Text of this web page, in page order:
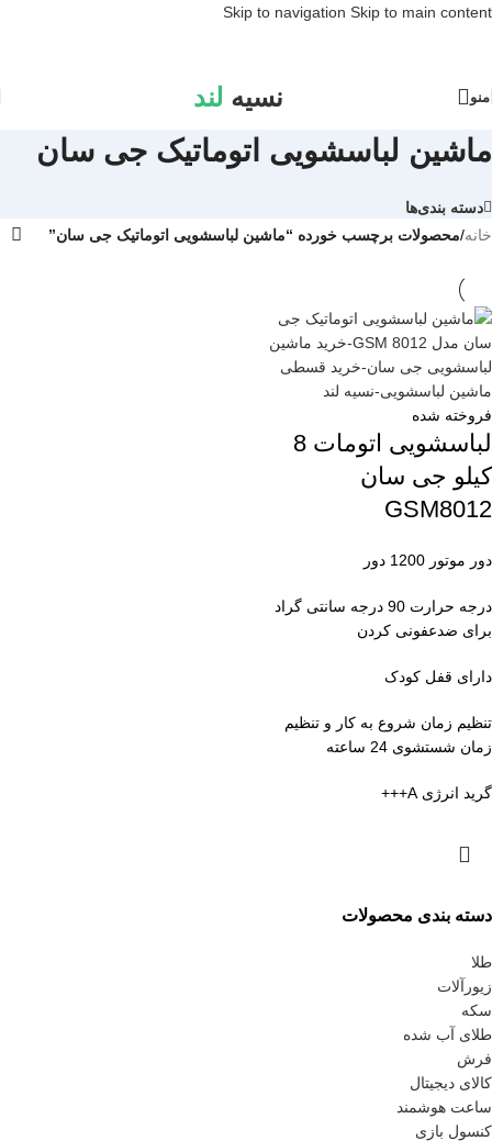
Skip to navigation Skip to main content
منو نسیه لند
ماشین لباسشویی اتوماتیک جی سان
دسته بندی‌ها
دسته بندی محصولات
طلا
زیورآلات
سکه
طلای آب شده
فرش
کالای دیجیتال
ساعت هوشمند
کنسول بازی
خانه/محصولات برچسب خورده “ماشین لباسشویی اتوماتیک جی سان”
فروخته شده
لباسشویی اتومات 8
کیلو جی سان
GSM8012
دور موتور 1200 دور
درجه حرارت 90 درجه سانتی گراد
برای ضدعفونی کردن
دارای قفل کودک
تنظیم زمان شروع به کار و تنظیم
زمان شستشوی 24 ساعته
گرید انرژی A+++